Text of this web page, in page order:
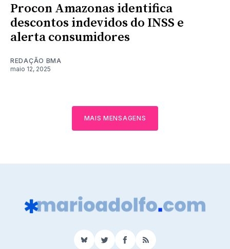
Procon Amazonas identifica
descontos indevidos do INSS e
alerta consumidores
REDAÇÃO BMA
maio 12, 2025
MAIS MENSAGENS
BlueSkyTwitterFacebook
RSS